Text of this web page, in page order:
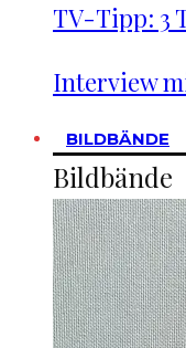
TV-Tipp: 3
Interview
BILDBÄNDE
Bildbände